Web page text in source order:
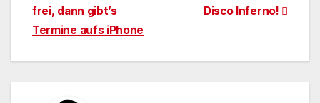
Disco Inferno!
frei, dann gibt’s
Termine aufs iPhone